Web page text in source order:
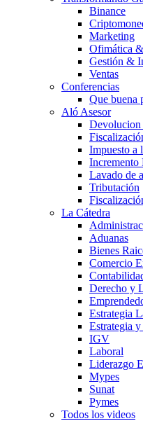
Binance
Marketing
Ofimática
Gestión &
Ventas
Conferencias
Que buena
Aló Asesor
Devolucion
Impuesto a
Incremento
Lavado de
Tributación
La Cátedra
Aduanas
Bienes
Comercio
Derecho y
Estrategia
Estrategia
IGV
Laboral
Liderazgo
Mypes
Sunat
Pymes
Todos los videos